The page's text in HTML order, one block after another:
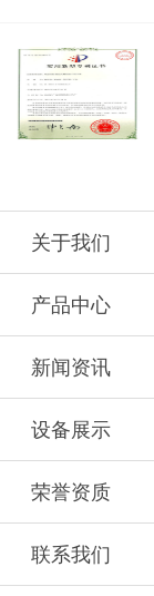
关于我们
产品中心
新闻资讯
设备展示
荣誉资质
联系我们